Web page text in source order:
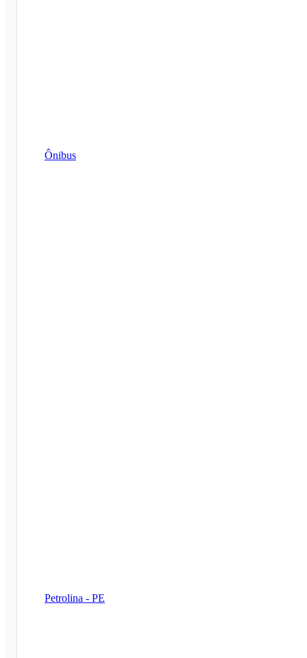
Ônibus
Petrolina - PE